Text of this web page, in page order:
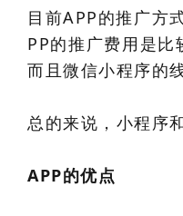
目前APP的推广方
PP的推广费用是
而且微信小程序的
总的来说，小程序
APP的优点